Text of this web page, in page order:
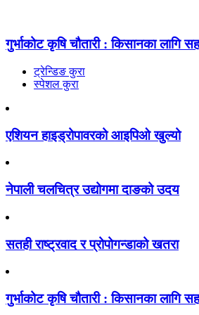
गुर्भाकोट कृषि चौतारी : किसानका लागि
ट्रेन्डिङ कुरा
स्पेशल कुरा
एशियन हाइड्रोपावरको आइपिओ खुल्यो
नेपाली चलचित्र उद्योगमा दाङको उदय
सतही राष्ट्रवाद र प्रोपोगन्डाको खतरा
गुर्भाकोट कृषि चौतारी : किसानका लागि